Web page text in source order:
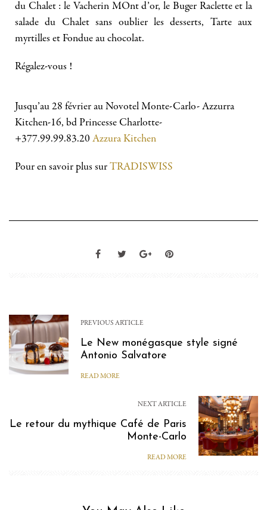
du Chalet : le Vacherin MOnt d’or, le Buger Raclette et la
salade du Chalet sans oublier les desserts, Tarte aux
myrtilles et Fondue au chocolat.
Régalez-vous !
Jusqu’au 28 février au Novotel Monte-Carlo- Azzurra
Kitchen-16, bd Princesse Charlotte-
+377.99.99.83.20 Azzura Kitchen
Pour en savoir plus sur TRADISWISS
PREVIOUS ARTICLE
Le New monégasque style signé
Antonio Salvatore
READ MORE
NEXT ARTICLE
Le retour du mythique Café de Paris
Monte-Carlo
READ MORE